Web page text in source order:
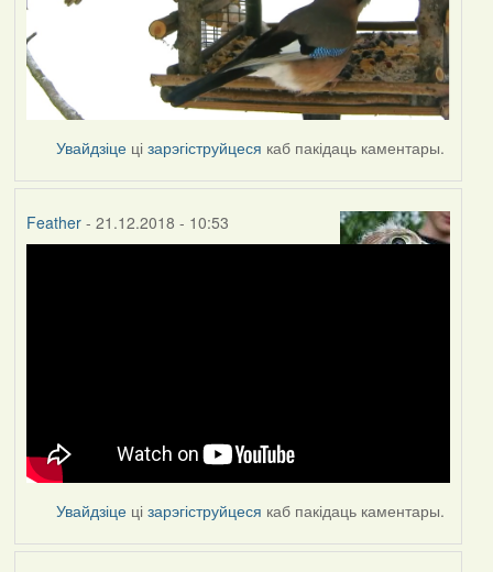
Увайдзіце цізарэгіструйцеся каб пакідаць каментары.
Feather- 21.12.2018 - 10:53
Увайдзіце цізарэгіструйцеся каб пакідаць каментары.